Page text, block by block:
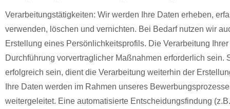
Verarbeitungstätigkeiten: Wir werden Ihre Daten erheben,
verwenden, löschen und vernichten. Bei Bedarf nutzen wir
Erstellung eines Persönlichkeitsprofils. Die Verarbeitung
Durchführung vorvertraglicher Maßnahmen erforderlich sein.
erfolgreich sein, dient die Verarbeitung weiterhin der
Ihre Daten werden im Rahmen unseres
weitergeleitet. Eine automatisierte Entscheidungsfindung